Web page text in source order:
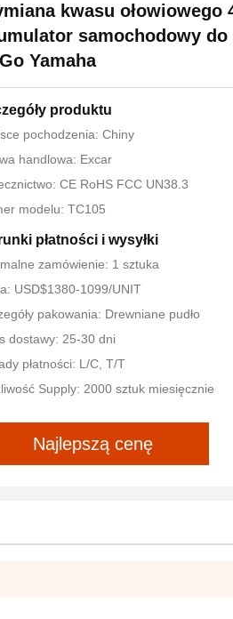
kwasu ołowiowego
samochodowy
Yamaha
produktu
pochodzenia: Chiny
handlowa: Excar
CE RoHS FCC UN38.3
modelu: TC105
płatności i wysyłki
zamówienie: 1 sztuka
USD$1380-1099/UNIT
pakowania: Drewniane pudło
dostawy: 25-30 dni
płatności: L/C, T/T
Supply: 2000 sztuk miesięcznie
Najlepszą cenę